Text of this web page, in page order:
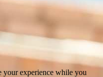
your experience while you